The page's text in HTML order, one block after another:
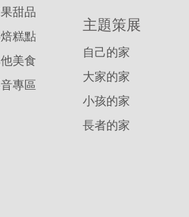
甜品
糕點
美食
專區
主題策展
自己的家
大家的家
小孩的家
長者的家